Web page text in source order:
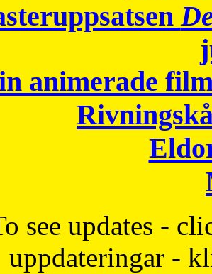
animerade
see updates -
uppdateringar -